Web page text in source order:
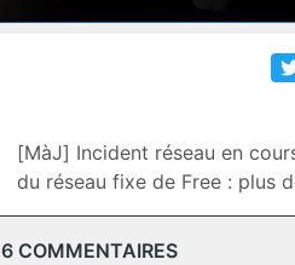
[MàJ] Incident réseau en
du réseau fixe de Free : plus
COMMENTAIRES